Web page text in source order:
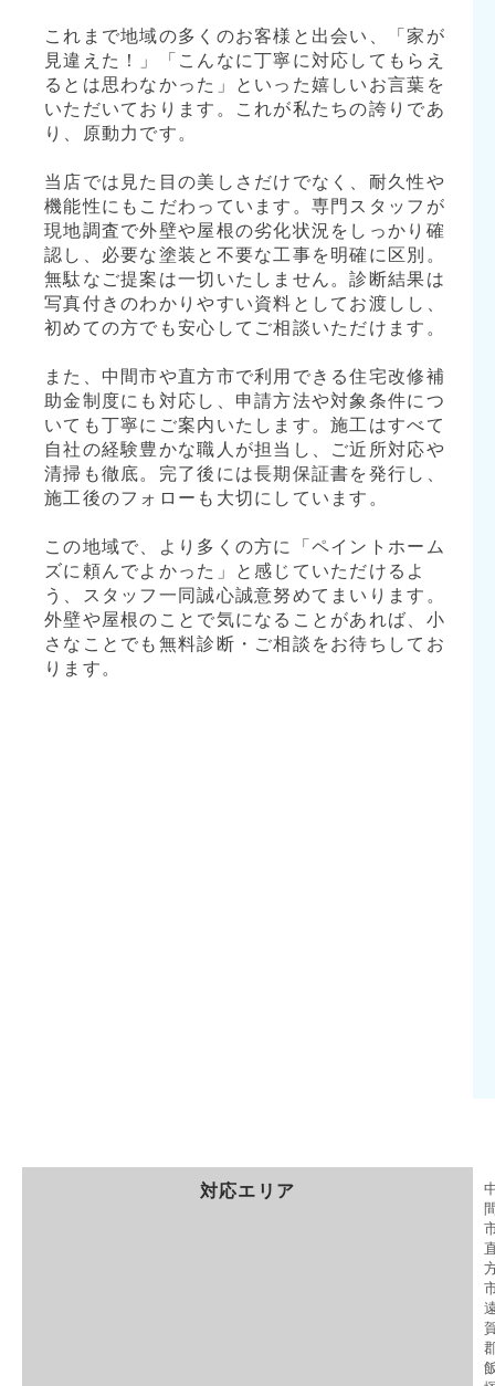
これまで地域の多くのお客様と出会い、「家が
見違えた！」「こんなに丁寧に対応してもらえ
るとは思わなかった」といった嬉しいお言葉を
いただいております。これが私たちの誇りであ
り、原動力です。
当店では見た目の美しさだけでなく、耐久性や
機能性にもこだわっています。専門スタッフが
現地調査で外壁や屋根の劣化状況をしっかり確
認し、必要な塗装と不要な工事を明確に区別。
無駄なご提案は一切いたしません。診断結果は
写真付きのわかりやすい資料としてお渡しし、
初めての方でも安心してご相談いただけます。
また、中間市や直方市で利用できる住宅改修補
助金制度にも対応し、申請方法や対象条件につ
いても丁寧にご案内いたします。施工はすべて
自社の経験豊かな職人が担当し、ご近所対応や
清掃も徹底。完了後には長期保証書を発行し、
施工後のフォローも大切にしています。
この地域で、より多くの方に「ペイントホーム
ズに頼んでよかった」と感じていただけるよ
う、スタッフ一同誠心誠意努めてまいります。
外壁や屋根のことで気になることがあれば、小
さなことでも無料診断・ご相談をお待ちしてお
ります。
対応エリア